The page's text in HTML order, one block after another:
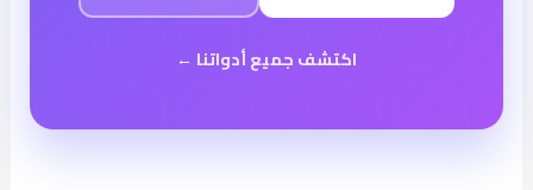
اكتشف جميع أدواتنا ←